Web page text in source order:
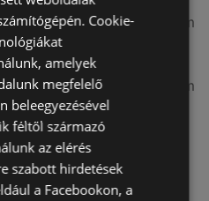
21,83 km
27,8 km
Drogéria üzletek a
Cookie-
amelyek
megfelelő
beleegyezésével
féltől származó
az elérés
szabott hirdetések
a Facebookon, a